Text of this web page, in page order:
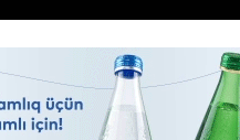
- 15:00 155
İran millisindən İMTİNA
ölkəni seçdilər